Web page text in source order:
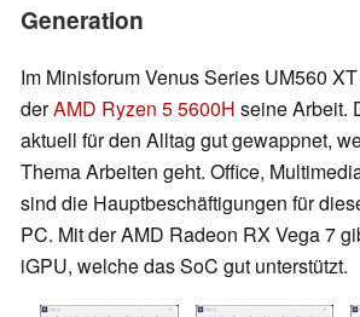
Generation
Im Minisforum Venus Series UM560
derAMD Ryzen 5 5600H seine Arbeit.
aktuell für den Alltag gut gewappnet,
Thema Arbeiten geht. Office,
sind die Hauptbeschäftigungen für
PC. Mit der AMD Radeon RX Vega 7
iGPU, welche das SoC gut unterstützt.